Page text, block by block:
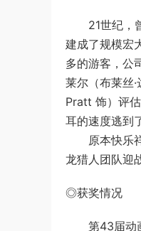
21世纪，曾
建成了规模宏
多的游客，公
莱尔（布莱丝
Pratt 饰）评
耳的速度逃到
原本快乐祥
龙猎人团队迎
◎获奖情况
第43届动